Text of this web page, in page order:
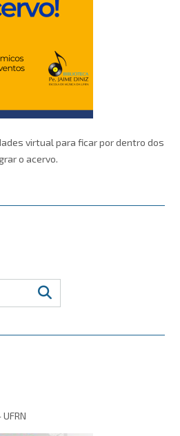
virtual para ficar por dentro dos
o acervo.